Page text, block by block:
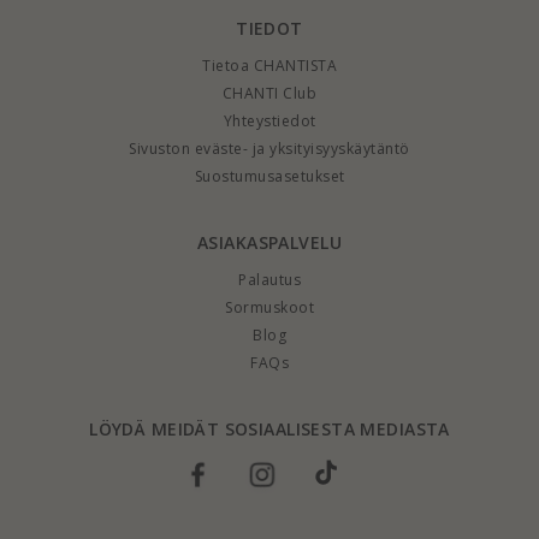
TIEDOT
Tietoa CHANTISTA
CHANTI Club
Yhteystiedot
Sivuston eväste- ja yksityisyyskäytäntö
Suostumusasetukset
ASIAKASPALVELU
Palautus
Sormuskoot
Blog
FAQs
LÖYDÄ MEIDÄT SOSIAALISESTA MEDIASTA